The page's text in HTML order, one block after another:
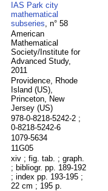
IAS Park city
mathematical
subseries, n° 58
American
Mathematical
Society/Institute for
Advanced Study,
2011
Providence, Rhode
Island (US),
Princeton, New
Jersey (US)
978-0-8218-5242-2 ;
0-8218-5242-6
1079-5634
11G05
xiv ; fig. tab. ; graph.
; bibliogr. pp. 189-192
; index pp. 193-195 ;
22 cm ; 195 p.